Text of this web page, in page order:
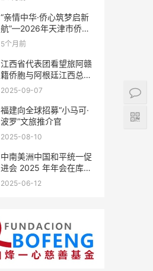
结！
“亲情中华·侨心筑梦启新
航”—2026年天津市侨界
新春联谊活动成功举办
5个月前
江西省代表团看望旅阿赣
籍侨胞与阿根廷江西总商
会座谈
2025-09-07
福建向全球招募“小马可·
波罗”文旅推介官
2025-08-10
中南美洲中国和平统一促
进会 2025 年年会在库拉
索圆满举行，共绘反“独”
2025-06-12